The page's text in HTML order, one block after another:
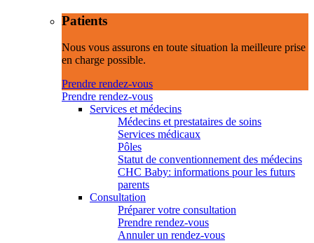
Patients
Nous vous assurons en toute situation la meilleure prise
en charge possible.
Prendre rendez-vous
Prendre rendez-vous
Services et médecins
Médecins et prestataires de soins
Services médicaux
Pôles
Statut de conventionnement des médecins
CHC Baby: informations pour les futurs
parents
Consultation
Préparer votre consultation
Prendre rendez-vous
Annuler un rendez-vous